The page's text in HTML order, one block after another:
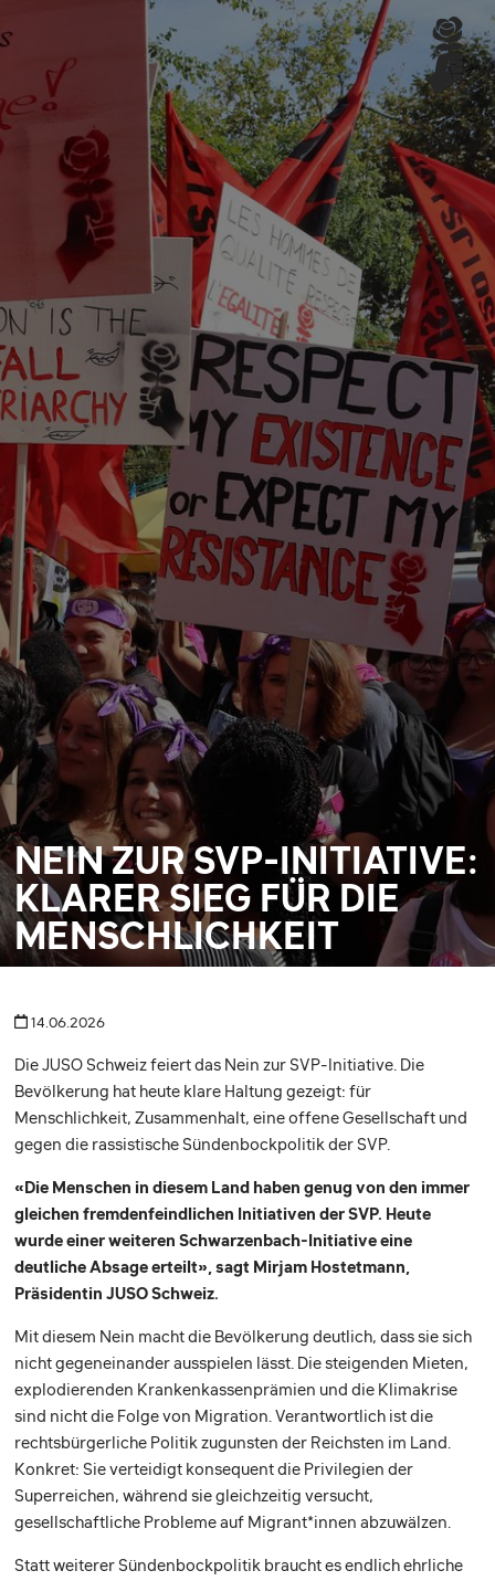
NEIN ZUR SVP-INITIATIVE:
KLARER SIEG FÜR DIE
MENSCHLICHKEIT
14.06.2026
Die JUSO Schweiz feiert das Nein zur SVP-Initiative. Die
Bevölkerung hat heute klare Haltung gezeigt: für
Menschlichkeit, Zusammenhalt, eine offene Gesellschaft und
gegen die rassistische Sündenbockpolitik der SVP.
«Die Menschen in diesem Land haben genug von den immer
gleichen fremdenfeindlichen Initiativen der SVP. Heute
wurde einer weiteren Schwarzenbach-Initiative eine
deutliche Absage erteilt», sagt Mirjam Hostetmann,
Präsidentin JUSO Schweiz.
Mit diesem Nein macht die Bevölkerung deutlich, dass sie sich
nicht gegeneinander ausspielen lässt. Die steigenden Mieten,
explodierenden Krankenkassenprämien und die Klimakrise
sind nicht die Folge von Migration. Verantwortlich ist die
rechtsbürgerliche Politik zugunsten der Reichsten im Land.
Konkret: Sie verteidigt konsequent die Privilegien der
Superreichen, während sie gleichzeitig versucht,
gesellschaftliche Probleme auf Migrant*innen abzuwälzen.
Statt weiterer Sündenbockpolitik braucht es endlich ehrliche